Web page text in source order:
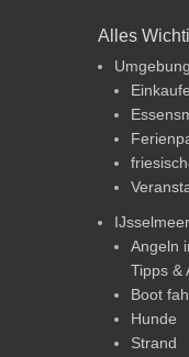
Alles
Umgebung
IJsselmeer
Angeln
Tipps &
Boot
Hunde
Strand